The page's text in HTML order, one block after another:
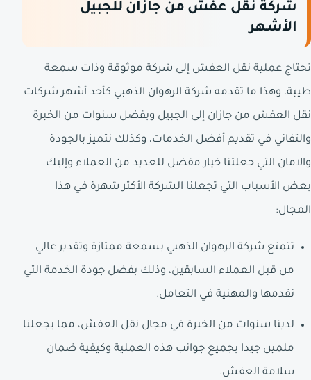
شركة نقل عفش من جازان للجبيل
الأشهر
تحتاج عملية نقل العفش إلى شركة موثوقة وذات سمعة
طيبة، وهذا ما تقدمه شركة الرهوان الذهبي كأحد أشهر شركات
نقل العفش من جازان إلى الجبيل وبفضل سنوات من الخبرة
والتفاني في تقديم أفضل الخدمات، وكذلك نتميز بالجودة
والامان التي جعلتنا خيار مفضل للعديد من العملاء وإليك
بعض الأسباب التي تجعلنا الشركة الأكثر شهرة في هذا
المجال:
تتمتع شركة الرهوان الذهبي بسمعة ممتازة وتقدير عالي
من قبل العملاء السابقين، وذلك بفضل جودة الخدمة التي
نقدمها والمهنية في التعامل.
لدينا سنوات من الخبرة في مجال نقل العفش، مما يجعلنا
ملمين جيدا بجميع جوانب هذه العملية وكيفية ضمان
سلامة العفش.